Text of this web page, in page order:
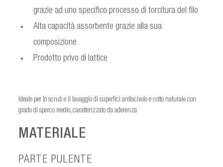
grazie ad uno specifico processo di torcitura del filo
Alta capacità assorbente grazie alla sua
composizione
Prodotto privo di lattice
Ideale per lo scrub e il lavaggio di superfici antiscivolo e cotto naturale con
grado di sporco medio, caratterizzato da aderenza
MATERIALE
PARTE PULENTE